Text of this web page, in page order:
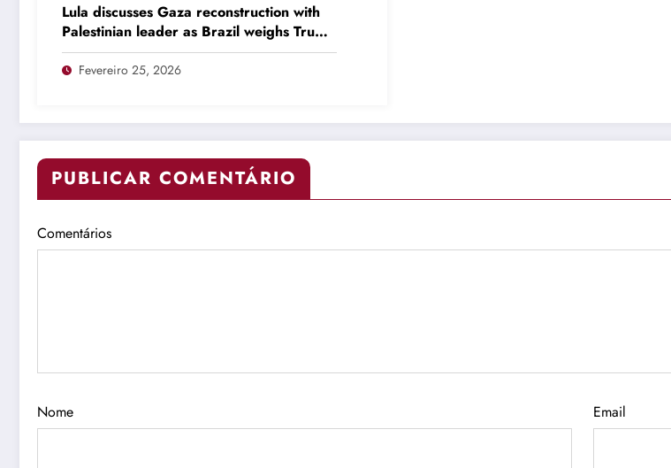
Lula discusses Gaza reconstruction with
Palestinian leader as Brazil weighs Trump
invitation
Fevereiro 25, 2026
PUBLICAR COMENTÁRIO
Comentários
Nome Email